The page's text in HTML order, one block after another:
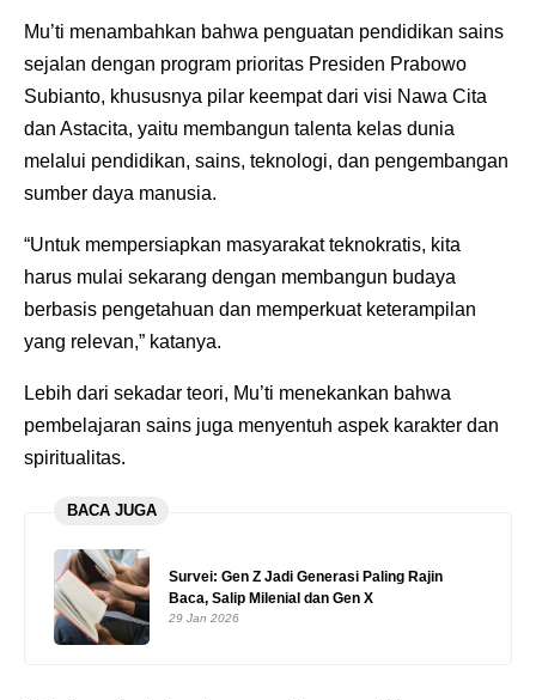
Mu’ti menambahkan bahwa penguatan pendidikan sains
sejalan dengan program prioritas Presiden Prabowo
Subianto, khususnya pilar keempat dari visi Nawa Cita
dan Astacita, yaitu membangun talenta kelas dunia
melalui pendidikan, sains, teknologi, dan pengembangan
sumber daya manusia.
“Untuk mempersiapkan masyarakat teknokratis, kita
harus mulai sekarang dengan membangun budaya
berbasis pengetahuan dan memperkuat keterampilan
yang relevan,” katanya.
Lebih dari sekadar teori, Mu’ti menekankan bahwa
pembelajaran sains juga menyentuh aspek karakter dan
spiritualitas.
BACA JUGA
Survei: Gen Z Jadi Generasi Paling Rajin
Baca, Salip Milenial dan Gen X
29 Jan 2026